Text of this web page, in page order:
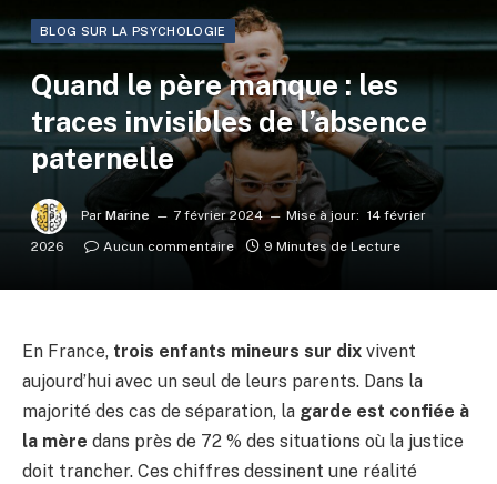
BLOG SUR LA PSYCHOLOGIE
Quand le père manque : les
traces invisibles de l’absence
paternelle
Par Marine 7 février 2024 Mise à jour: 14 février
2026
Aucun commentaire 9 Minutes de Lecture
En France, trois enfants mineurs sur dix vivent
aujourd’hui avec un seul de leurs parents. Dans la
majorité des cas de séparation, la garde est confiée à
la mère dans près de 72 % des situations où la justice
doit trancher. Ces chiffres dessinent une réalité